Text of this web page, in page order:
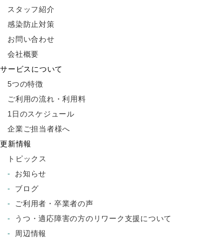
スタッフ紹介
感染防止対策
お問い合わせ
会社概要
サービスについて
5つの特徴
ご利用の流れ・利用料
1日のスケジュール
企業ご担当者様へ
更新情報
トピックス
お知らせ
ブログ
ご利用者・卒業者の声
うつ・適応障害の方のリワーク支援について
周辺情報